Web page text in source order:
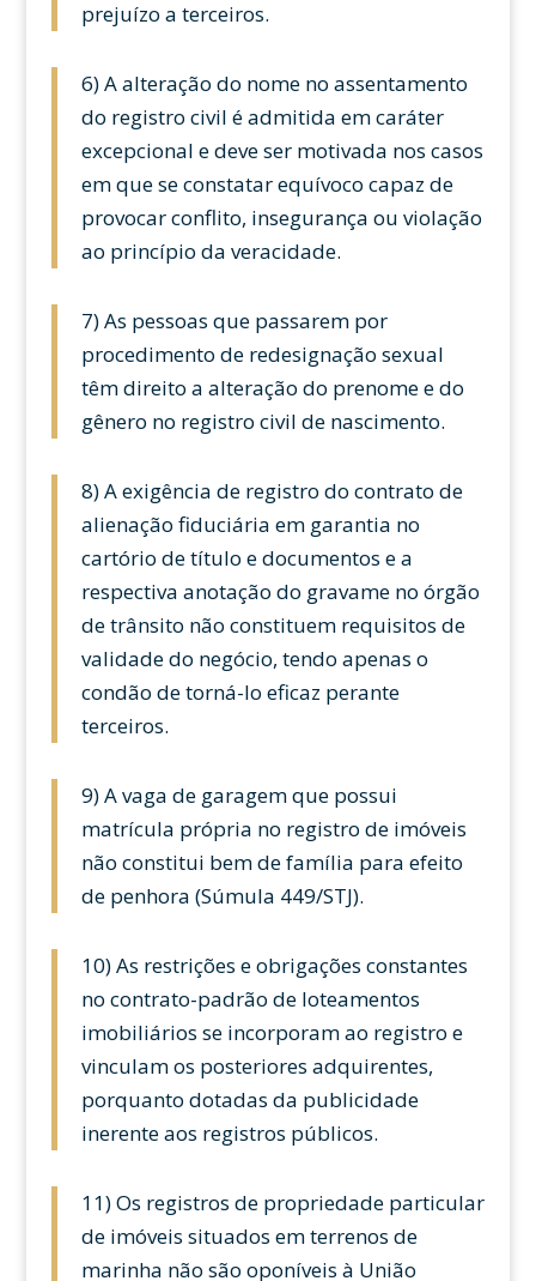
prejuízo a terceiros.
6) A alteração do nome no assentamento
do registro civil é admitida em caráter
excepcional e deve ser motivada nos casos
em que se constatar equívoco capaz de
provocar conflito, insegurança ou violação
ao princípio da veracidade.
7) As pessoas que passarem por
procedimento de redesignação sexual
têm direito a alteração do prenome e do
gênero no registro civil de nascimento.
8) A exigência de registro do contrato de
alienação fiduciária em garantia no
cartório de título e documentos e a
respectiva anotação do gravame no órgão
de trânsito não constituem requisitos de
validade do negócio, tendo apenas o
condão de torná-lo eficaz perante
terceiros.
9) A vaga de garagem que possui
matrícula própria no registro de imóveis
não constitui bem de família para efeito
de penhora (Súmula 449/STJ).
10) As restrições e obrigações constantes
no contrato-padrão de loteamentos
imobiliários se incorporam ao registro e
vinculam os posteriores adquirentes,
porquanto dotadas da publicidade
inerente aos registros públicos.
11) Os registros de propriedade particular
de imóveis situados em terrenos de
marinha não são oponíveis à União